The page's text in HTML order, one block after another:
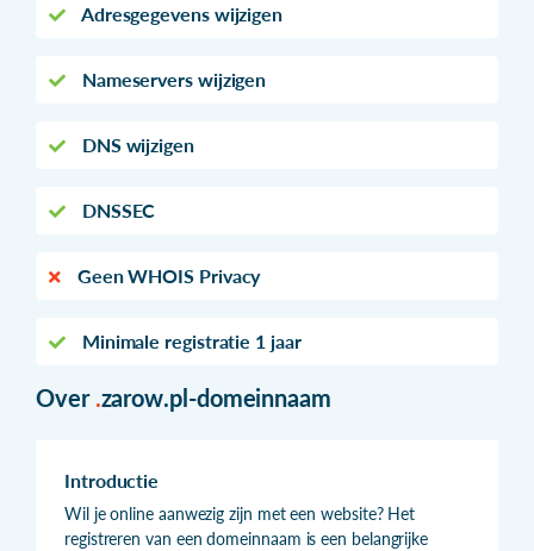
Adresgegevens wijzigen
Nameservers wijzigen
DNS wijzigen
DNSSEC
Geen WHOIS Privacy
Minimale registratie 1 jaar
Over .zarow.pl-domeinnaam
Introductie
Wil je online aanwezig zijn met een website? Het
registreren van een domeinnaam is een belangrijke